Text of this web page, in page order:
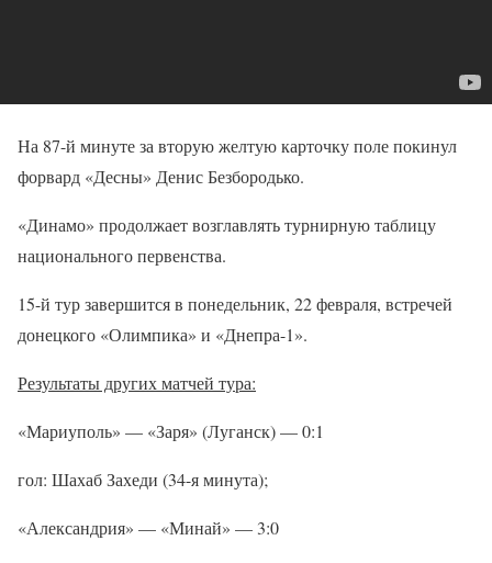
На 87-й минуте за вторую желтую карточку поле покинул
форвард «Десны» Денис Безбородько.
«Динамо» продолжает возглавлять турнирную таблицу
национального первенства.
15-й тур завершится в понедельник, 22 февраля, встречей
донецкого «Олимпика» и «Днепра-1».
Результаты других матчей тура:
«Мариуполь» — «Заря» (Луганск) — 0:1
гол: Шахаб Захеди (34-я минута);
«Александрия» — «Минай» — 3:0